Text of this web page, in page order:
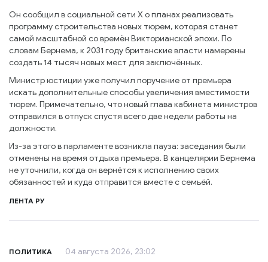
Он сообщил в социальной сети Х о планах реализовать
программу строительства новых тюрем, которая станет
самой масштабной со времён Викторианской эпохи. По
словам Бернема, к 2031 году британские власти намерены
создать 14 тысяч новых мест для заключённых.
Министр юстиции уже получил поручение от премьера
искать дополнительные способы увеличения вместимости
тюрем. Примечательно, что новый глава кабинета министров
отправился в отпуск спустя всего две недели работы на
должности.
Из-за этого в парламенте возникла пауза: заседания были
отменены на время отдыха премьера. В канцелярии Бернема
не уточнили, когда он вернётся к исполнению своих
обязанностей и куда отправится вместе с семьёй.
ЛЕНТА РУ
ПОЛИТИКА 04 августа 2026, 23:02